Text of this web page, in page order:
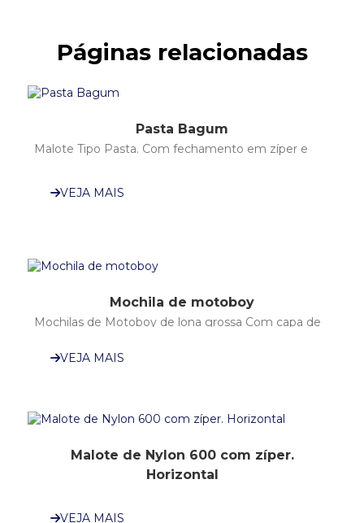
Páginas relacionadas
Pasta Bagum
Malote Tipo Pasta. Com fechamento em zíper e
ou Horizontal(opcional);Com ou sem alcinha
VEJA MAIS
Mochila de motoboy
Mochilas de Motoboy de lona grossa Com capa de
VEJA MAIS
Malote de Nylon 600 com zíper.
Horizontal
Horizontal.
VEJA MAIS